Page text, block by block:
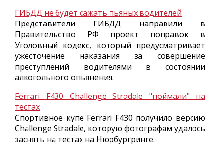
ГИБДД не будет сажать пьяных водителей
Представители ГИБДД направили в
Правительство РФ проект поправок в
Уголовный кодекс, который предусматривает
ужесточение наказания за совершение
преступлений водителями в состоянии
алкогольного опьянения.
Ferrari F430 Challenge Stradale "поймали" на
тестах
Спортивное купе Ferrari F430 получило версию
Challenge Stradale, которую фотографам удалось
заснять на тестах на Нюрбургринге.